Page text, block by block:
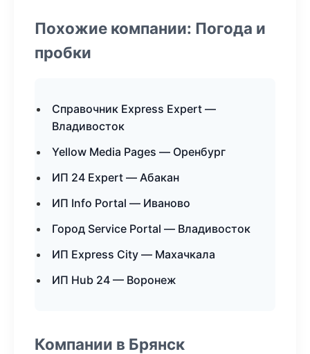
Похожие компании: Погода и
пробки
Справочник Express Expert —
Владивосток
Yellow Media Pages — Оренбург
ИП 24 Expert — Абакан
ИП Info Portal — Иваново
Город Service Portal — Владивосток
ИП Express City — Махачкала
ИП Hub 24 — Воронеж
Компании в Брянск